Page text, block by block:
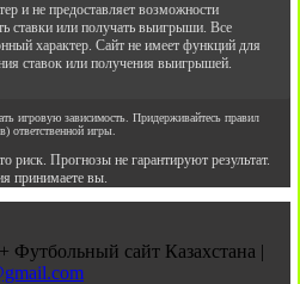
и не предоставляет возможности
ставки или получать выигрыши. Все
характер. Сайт не имеет функций для
ставок или получения выигрышей.
игровую зависимость. Придерживайтесь правил
ответственной игры.
Прогнозы не гарантируют результат.
принимаете вы.
сайт Казахстана |